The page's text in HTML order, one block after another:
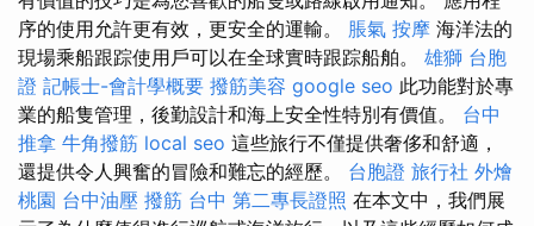
序的使用允許更有效，更安全的運輸。 脹氣 按摩 海洋法的
現場乘船跟踪使用戶可以在全球實時跟踪船舶。 雄獅 台胞
證 記帳士-會計學概要 撥筋美容 google seo 此功能對於專
業的船隻管理，後勤設計和海上安全性特別有價值。 台中
推拿 牛角撥筋 local seo 這些旅行不僅提供奢侈和舒適，
還提供令人興奮的冒險和難忘的經歷。 台胞證 旅行社 外燴
桃園 台中油壓 撥筋 台中 第二專長證照 在本文中，我們展